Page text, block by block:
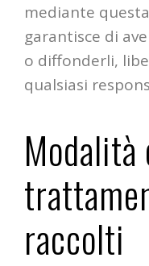
mediante
garantisce di
o diffonderli,
qualsiasi
Modalità
raccolti